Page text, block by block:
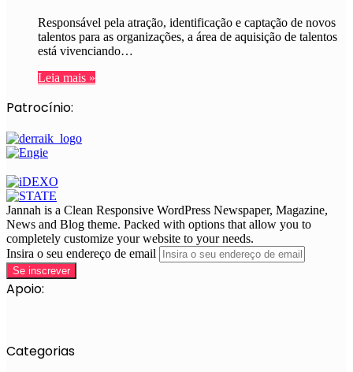
Responsável pela atração, identificação e captação de novos
talentos para as organizações, a área de aquisição de talentos
está vivenciando…
Leia mais »
Patrocínio:
Jannah is a Clean Responsive WordPress Newspaper, Magazine,
News and Blog theme. Packed with options that allow you to
completely customize your website to your needs.
Insira o seu endereço de email
Apoio:
Categorias